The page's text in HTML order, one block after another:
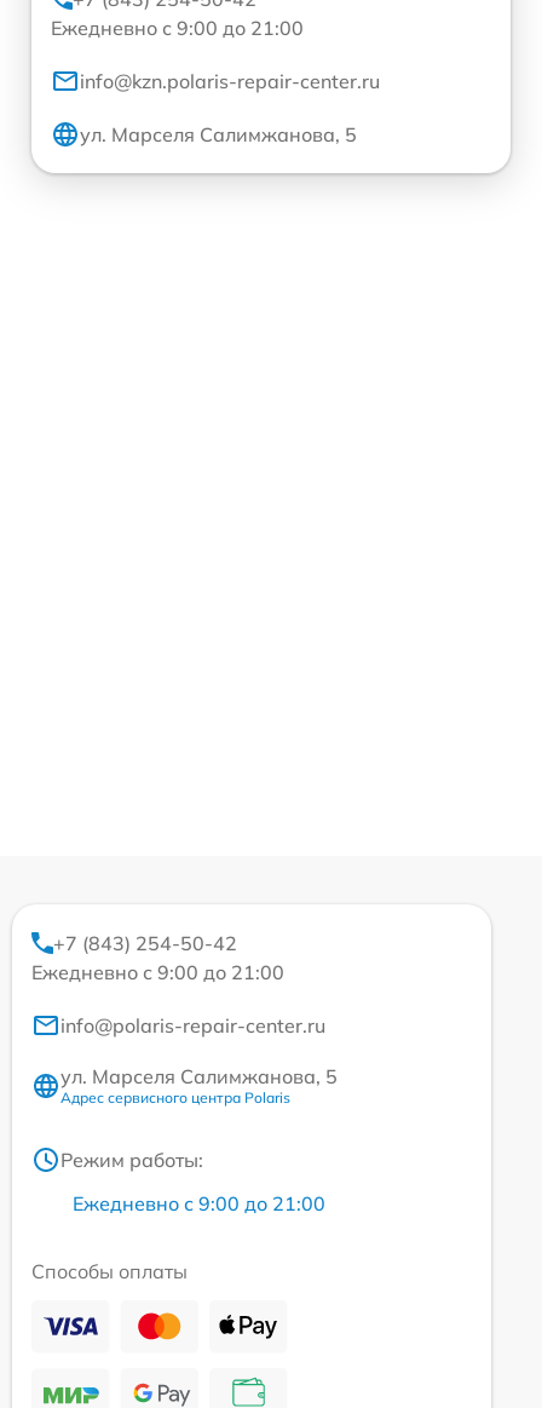
Ежедневно с 9:00 до 21:00
info@kzn.polaris-repair-center.ru
ул. Марселя Салимжанова, 5
+7 (843) 254-50-42
Ежедневно с 9:00 до 21:00
info@polaris-repair-center.ru
ул. Марселя Салимжанова, 5
Адрес сервисного центра Polaris
Режим работы:
Ежедневно с 9:00 до 21:00
Способы оплаты